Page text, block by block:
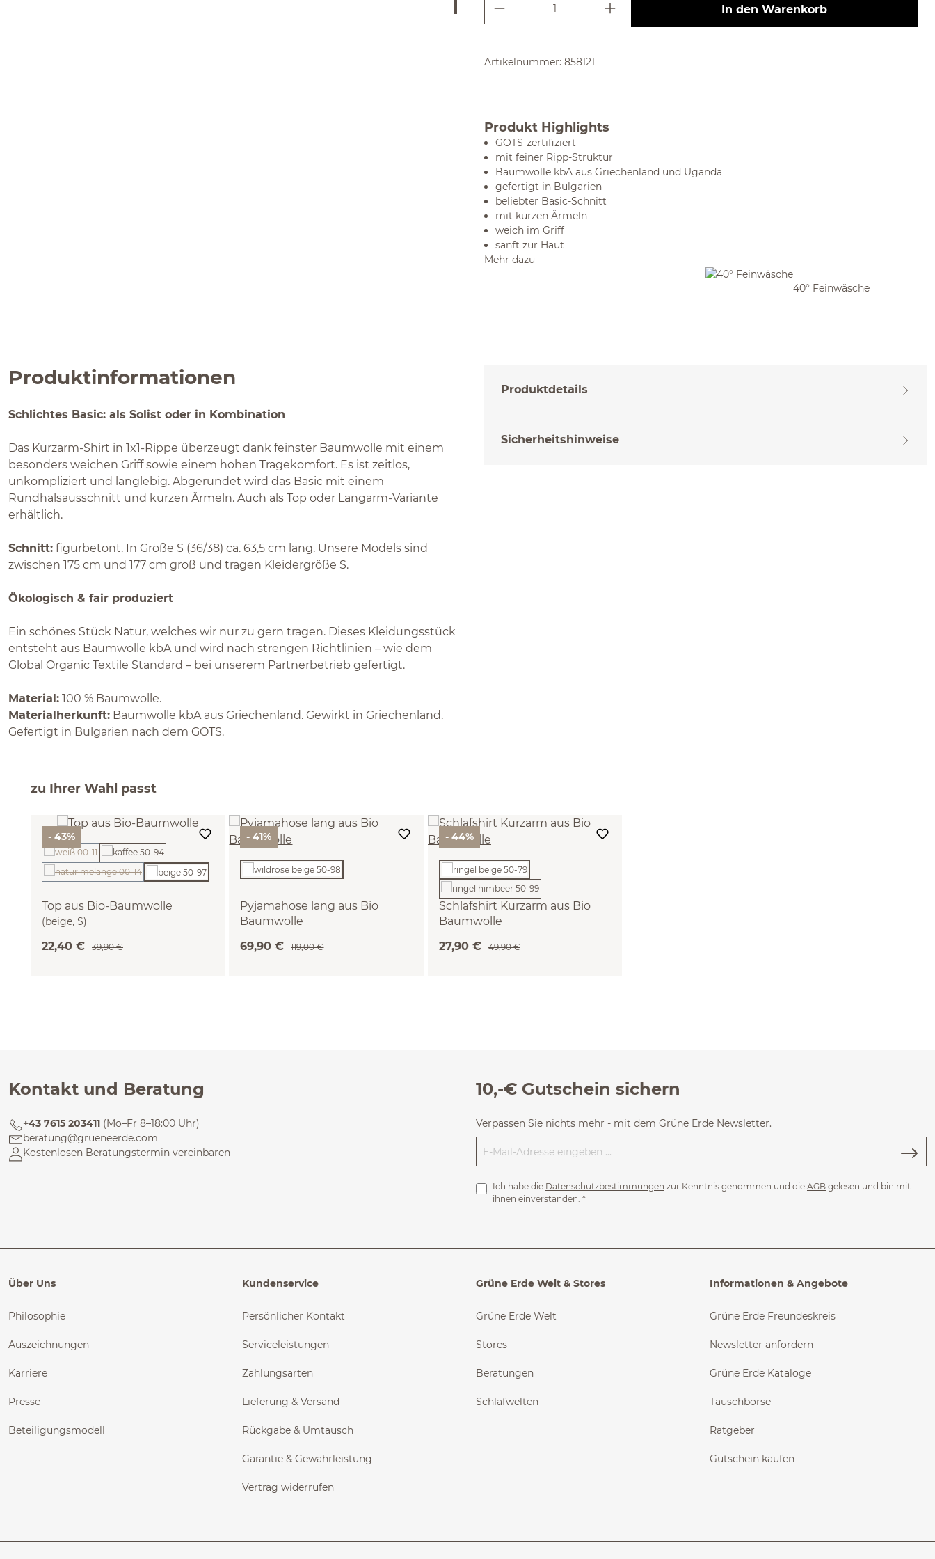
In den Warenkorb
Artikelnummer: 858121
Produkt Highlights
GOTS-zertifiziert
mit feiner Ripp-Struktur
Baumwolle kbA aus Griechenland und Uganda
gefertigt in Bulgarien
beliebter Basic-Schnitt
mit kurzen Ärmeln
weich im Griff
sanft zur Haut
Mehr dazu
40° Feinwäsche
Produktinformationen
Schlichtes Basic: als Solist oder in Kombination
Das Kurzarm-Shirt in 1x1-Rippe überzeugt dank feinster Baumwolle mit einem
besonders weichen Griff sowie einem hohen Tragekomfort. Es ist zeitlos,
unkompliziert und langlebig. Abgerundet wird das Basic mit einem
Rundhalsausschnitt und kurzen Ärmeln. Auch als Top oder Langarm-Variante
erhältlich.
Schnitt: figurbetont. In Größe S (36/38) ca. 63,5 cm lang. Unsere Models sind
zwischen 175 cm und 177 cm groß und tragen Kleidergröße S.
Ökologisch & fair produziert
Ein schönes Stück Natur, welches wir nur zu gern tragen. Dieses Kleidungsstück
entsteht aus Baumwolle kbA und wird nach strengen Richtlinien – wie dem
Global Organic Textile Standard – bei unserem Partnerbetrieb gefertigt.
Material: 100 % Baumwolle.
Materialherkunft: Baumwolle kbA aus Griechenland. Gewirkt in Griechenland.
Gefertigt in Bulgarien nach dem GOTS.
Produktdetails
Sicherheitshinweise
zu Ihrer Wahl passt
- 43%
Top aus Bio-Baumwolle
(beige, S)
(Diese Option ist zurzeit nicht verfügbar.)
(Diese Option ist zurzeit nicht verfügbar.)
22,40 € 39,90 €
- 41%
Pyjamahose lang aus Bio
Baumwolle
69,90 € 119,00 €
- 44%
Schlafshirt Kurzarm aus Bio
Baumwolle
27,90 € 49,90 €
Kontakt und Beratung
+43 7615 203411 (Mo–Fr 8–18:00 Uhr)
beratung@grueneerde.com
Kostenlosen Beratungstermin vereinbaren
10,-€ Gutschein sichern
Verpassen Sie nichts mehr - mit dem Grüne Erde Newsletter.
Ich habe die Datenschutzbestimmungen zur Kenntnis genommen und die AGB gelesen und bin mit
ihnen einverstanden. *
Über Uns
Philosophie
Auszeichnungen
Karriere
Presse
Beteiligungsmodell
Kundenservice
Persönlicher Kontakt
Serviceleistungen
Zahlungsarten
Lieferung & Versand
Rückgabe & Umtausch
Garantie & Gewährleistung
Vertrag widerrufen
Grüne Erde Welt & Stores
Grüne Erde Welt
Stores
Beratungen
Schlafwelten
Informationen & Angebote
Grüne Erde Freundeskreis
Newsletter anfordern
Grüne Erde Kataloge
Tauschbörse
Ratgeber
Gutschein kaufen